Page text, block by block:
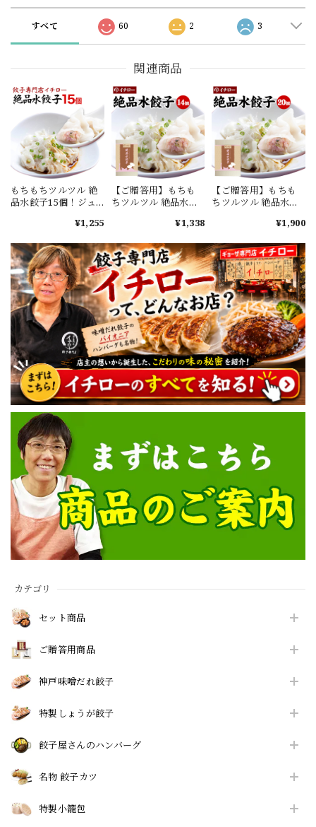
カテゴリ
セット商品
ご贈答用商品
神戸味噌だれ餃子
特製しょうが餃子
餃子屋さんのハンバーグ
名物 餃子カツ
特製小籠包
すべて 60 2 3
関連商品
もちもちツルツル 絶
品水餃子15個！ジュ
と野菜のうま味たっ
¥1,255
【ご贈答用】もちも
ちツルツル 絶品水餃
ジューシーな肉汁！
たっぷり！
¥1,338
【ご贈答用】もちも
ちツルツル 絶品水餃
ジューシーな肉汁！
たっぷり！
¥1,900